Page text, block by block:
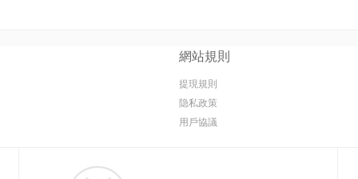
網站規則
提現規則
隐私政策
用戶協議